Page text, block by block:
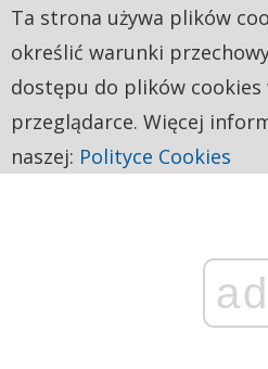
ad
Ta strona używa plików
określić warunki
dostępu do plików cookies
przeglądarce. Więcej
naszej: Polityce Cookies